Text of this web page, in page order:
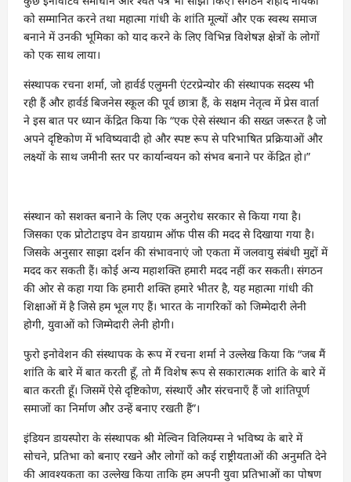
को सम्मानित करने तथा महात्मा गांधी के शांति मूल्यों और एक स्वस्थ समाज
बनाने में उनकी भूमिका को याद करने के लिए विभिन्न विशेषज्ञ क्षेत्रों के लोगों
को एक साथ लाया।
संस्थापक रचना शर्मा, जो हार्वर्ड एलुमनी एंटरप्रेन्योर की संस्थापक सदस्य भी
रही हैं और हार्वर्ड बिजनेस स्कूल की पूर्व छात्रा हैं, के सक्षम नेतृत्व में प्रेस वार्ता
ने इस बात पर ध्यान केंद्रित किया कि “एक ऐसे संस्थान की सख्त जरूरत है जो
अपने दृष्टिकोण में भविष्यवादी हो और स्पष्ट रूप से परिभाषित प्रक्रियाओं और
लक्ष्यों के साथ जमीनी स्तर पर कार्यान्वयन को संभव बनाने पर केंद्रित हो।”
संस्थान को सशक्त बनाने के लिए एक अनुरोध सरकार से किया गया है।
जिसका एक प्रोटोटाइप वेन डायग्राम ऑफ पीस की मदद से दिखाया गया है।
जिसके अनुसार साझा दर्शन की संभावनाएं जो एकता में जलवायु संबंधी मुद्दों में
मदद कर सकती हैं। कोई अन्य महाशक्ति हमारी मदद नहीं कर सकती। संगठन
की ओर से कहा गया कि हमारी शक्ति हमारे भीतर है, यह महात्मा गांधी की
शिक्षाओं में है जिसे हम भूल गए हैं। भारत के नागरिकों को जिम्मेदारी लेनी
होगी, युवाओं को जिम्मेदारी लेनी होगी।
फुरो इनोवेशन की संस्थापक के रूप में रचना शर्मा ने उल्लेख किया कि “जब मैं
शांति के बारे में बात करती हूँ, तो मैं विशेष रूप से सकारात्मक शांति के बारे में
बात करती हूँ। जिसमें ऐसे दृष्टिकोण, संस्थाएँ और संरचनाएँ हैं जो शांतिपूर्ण
समाजों का निर्माण और उन्हें बनाए रखती हैं”।
इंडियन डायस्पोरा के संस्थापक श्री मेल्विन विलियम्स ने भविष्य के बारे में
सोचने, प्रतिभा को बनाए रखने और लोगों को कई राष्ट्रीयताओं की अनुमति देने
की आवश्यकता का उल्लेख किया ताकि हम अपनी युवा प्रतिभाओं का पोषण